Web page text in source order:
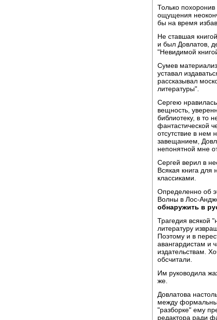
Только
ощущения
бы на время
Не ставшая
и был Довлатов,
"Невидимой
Сумев
уставал
рассказывал
литературы".
Сергею
вещность,
библиотеку, в то
фантастической
отсутствие в нем
завещанием,
непонятной мне
Сергей верил в
Всякая книга для
классиками.
Определенно об
Волны в Лос-
обнаружить в
Трагедия всякой
литературу
Поэтому и в
авангардистам и
издательствам.
обсчитали.
Им руководила
же.
Довлатова
между
"разборке" ему
редактора ради